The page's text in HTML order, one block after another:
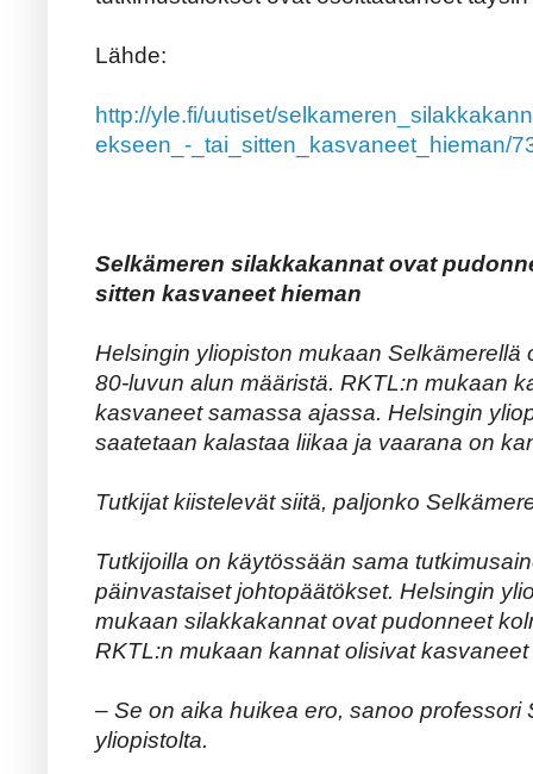
Lähde:
http://yle.fi/uutiset/
ekseen_-_tai_sitten_kasvaneet_hieman/
Selkämeren silakkakannat ovat
sitten kasvaneet hieman
Helsingin yliopiston mukaan
80-luvun alun määristä. RKTL:n mukaan
kasvaneet samassa ajassa. Helsingin
saatetaan kalastaa liikaa ja vaarana on
Tutkijat kiistelevät siitä, paljonko
Tutkijoilla on käytössään sama
päinvastaiset johtopäätökset. Helsingin
mukaan silakkakannat ovat pudonneet
RKTL:n mukaan kannat olisivat
– Se on aika huikea ero, sanoo professori
yliopistolta.